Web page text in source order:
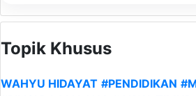
Topik Khusus
WAHYU HIDAYAT #PENDIDIKAN